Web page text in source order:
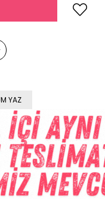
YAZ